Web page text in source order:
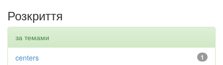
Розкриття
за темами
1
centers